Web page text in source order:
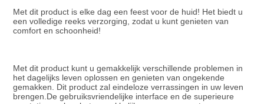
Met dit product is elke dag een feest voor de huid! Het biedt u
een volledige reeks verzorging, zodat u kunt genieten van
comfort en schoonheid!
Met dit product kunt u gemakkelijk verschillende problemen in
het dagelijks leven oplossen en genieten van ongekende
gemakken. Dit product zal eindeloze verrassingen in uw leven
brengen.De gebruiksvriendelijke interface en de superieure